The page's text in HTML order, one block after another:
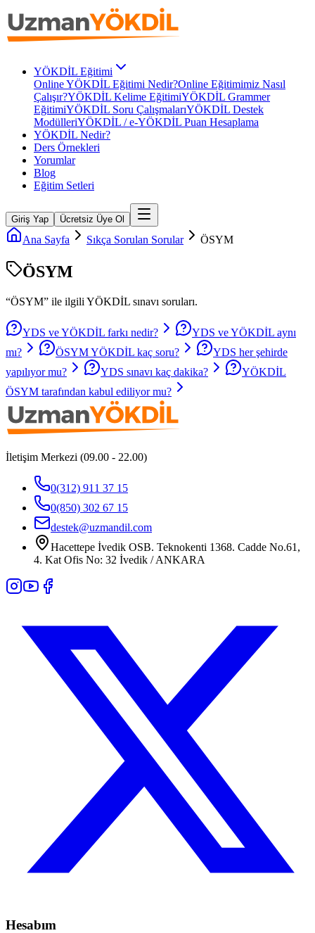
YÖKDİL Eğitimi
Online YÖKDİL Eğitimi Nedir?Online Eğitimimiz Nasıl
Çalışır?YÖKDİL Kelime EğitimiYÖKDİL Grammer
EğitimiYÖKDİL Soru ÇalışmalarıYÖKDİL Destek
ModülleriYÖKDİL / e-YÖKDİL Puan Hesaplama
YÖKDİL Nedir?
Ders Örnekleri
Yorumlar
Blog
Eğitim Setleri
Giriş Yap Ücretsiz Üye Ol
Ana Sayfa Sıkça Sorulan Sorular ÖSYM
ÖSYM
“ÖSYM” ile ilgili YÖKDİL sınavı soruları.
YDS ve YÖKDİL farkı nedir?
YDS ve YÖKDİL aynı
mı?
ÖSYM YÖKDİL kaç soru?
YDS her şehirde
yapılıyor mu?
YDS sınavı kaç dakika?
YÖKDİL
ÖSYM tarafından kabul ediliyor mu?
İletişim Merkezi (09.00 - 22.00)
0(312) 911 37 15
0(850) 302 67 15
destek@uzmandil.com
Hacettepe İvedik OSB. Teknokenti 1368. Cadde No.61,
4. Kat Ofis No: 32 İvedik / ANKARA
Hesabım